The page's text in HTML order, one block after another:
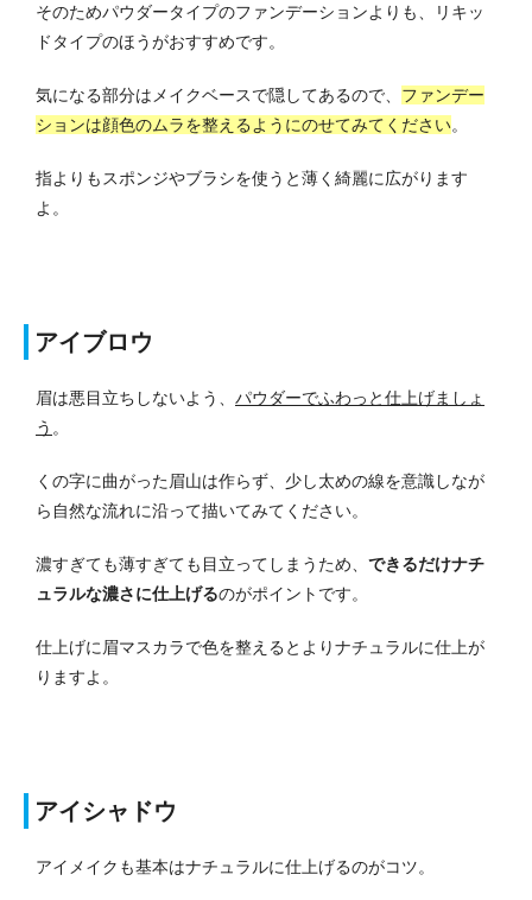
そのためパウダータイプのファンデーションよりも、リキッ
ドタイプのほうがおすすめです。
気になる部分はメイクベースで隠してあるので、 ファンデー
ションは顔色のムラを整えるようにのせてみてください。
指よりもスポンジやブラシを使うと薄く綺麗に広がります
よ。
アイブロウ
眉は悪目立ちしないよう、 パウダーでふわっと仕上げましょ
う 。
くの字に曲がった眉山は作らず、少し太めの線を意識しなが
ら自然な流れに沿って描いてみてください。
濃すぎても薄すぎても目立ってしまうため、 できるだけナチ
ュラルな濃さに仕上げるのがポイントです。
仕上げに眉マスカラで色を整えるとよりナチュラルに仕上が
りますよ。
アイシャドウ
アイメイクも基本はナチュラルに仕上げるのがコツ。